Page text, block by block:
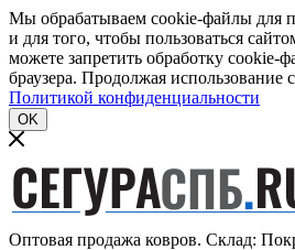
Мы обрабатываем cookie-файлы для
и для того, чтобы пользоваться
можете запретить обработку cookie-
браузера. Продолжая использование
Политикой конфиденциальности
OK
Оптовая продажа ковров. Склад: